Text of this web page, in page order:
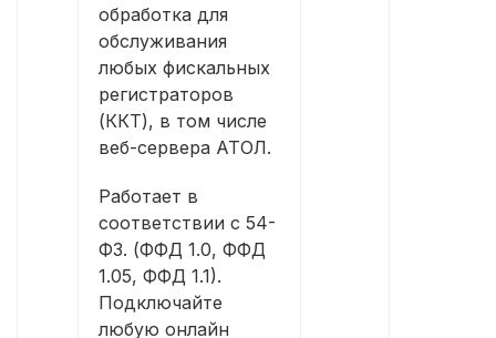
обработка для
обслуживания
любых фискальных
регистраторов
(ККТ), в том числе
веб-сервера АТОЛ.
Работает в
соответствии с 54-
ФЗ. (ФФД 1.0, ФФД
1.05, ФФД 1.1).
Подключайте
любую онлайн